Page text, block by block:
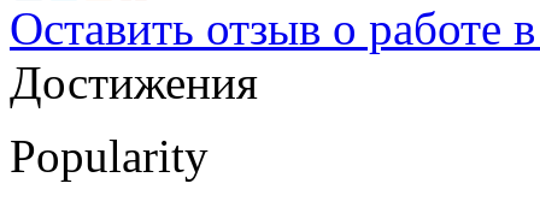
Оставить отзыв о работе
Достижения
Popularity